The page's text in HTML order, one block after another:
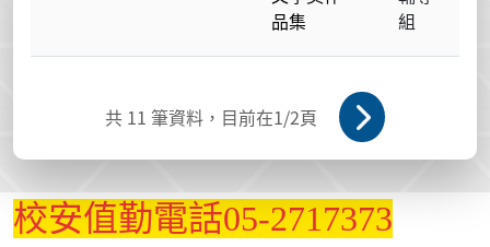
品集
組
共 11 筆資料，目前在1/2頁
校安值勤電話05-2717373